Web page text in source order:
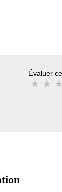
Évaluer